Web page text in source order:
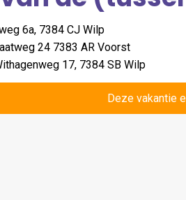
Deze vakantie
6a, 7384 CJ Wilp
24 7383 AR Voorst
17, 7384 SB Wilp